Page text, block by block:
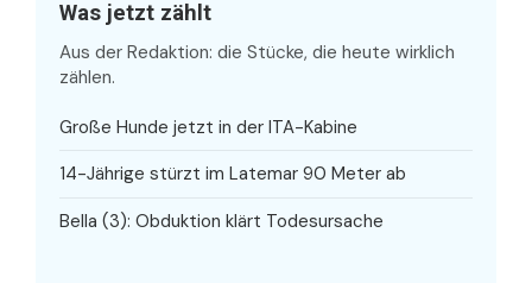
Was jetzt zählt
Aus der Redaktion: die Stücke, die heute wirklich
zählen.
Große Hunde jetzt in der ITA-Kabine
14-Jährige stürzt im Latemar 90 Meter ab
Bella (3): Obduktion klärt Todesursache